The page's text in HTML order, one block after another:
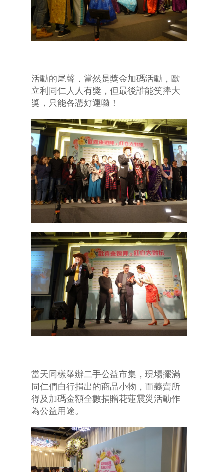
活動的尾聲，當然是獎金加碼活動，歐
立利同仁人人有獎，但最後誰能笑捧大
獎，只能各憑好運囉！
當天同樣舉辦二手公益市集，現場擺滿
同仁們自行捐出的商品小物，而義賣所
得及加碼金額全數捐贈花蓮震災活動作
為公益用途。